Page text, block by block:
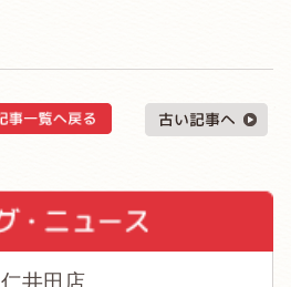
仁井田店